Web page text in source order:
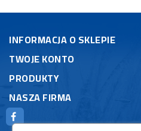
INFORMACJA O SKLEPIE
TWOJE KONTO
PRODUKTY
NASZA FIRMA